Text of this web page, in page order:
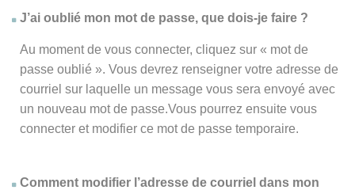
J’ai oublié mon mot de passe, que dois-je faire ?
Au moment de vous connecter, cliquez sur « mot de
passe oublié ». Vous devrez renseigner votre adresse de
courriel sur laquelle un message vous sera envoyé avec
un nouveau mot de passe.Vous pourrez ensuite vous
connecter et modifier ce mot de passe temporaire.
Comment modifier l’adresse de courriel dans mon